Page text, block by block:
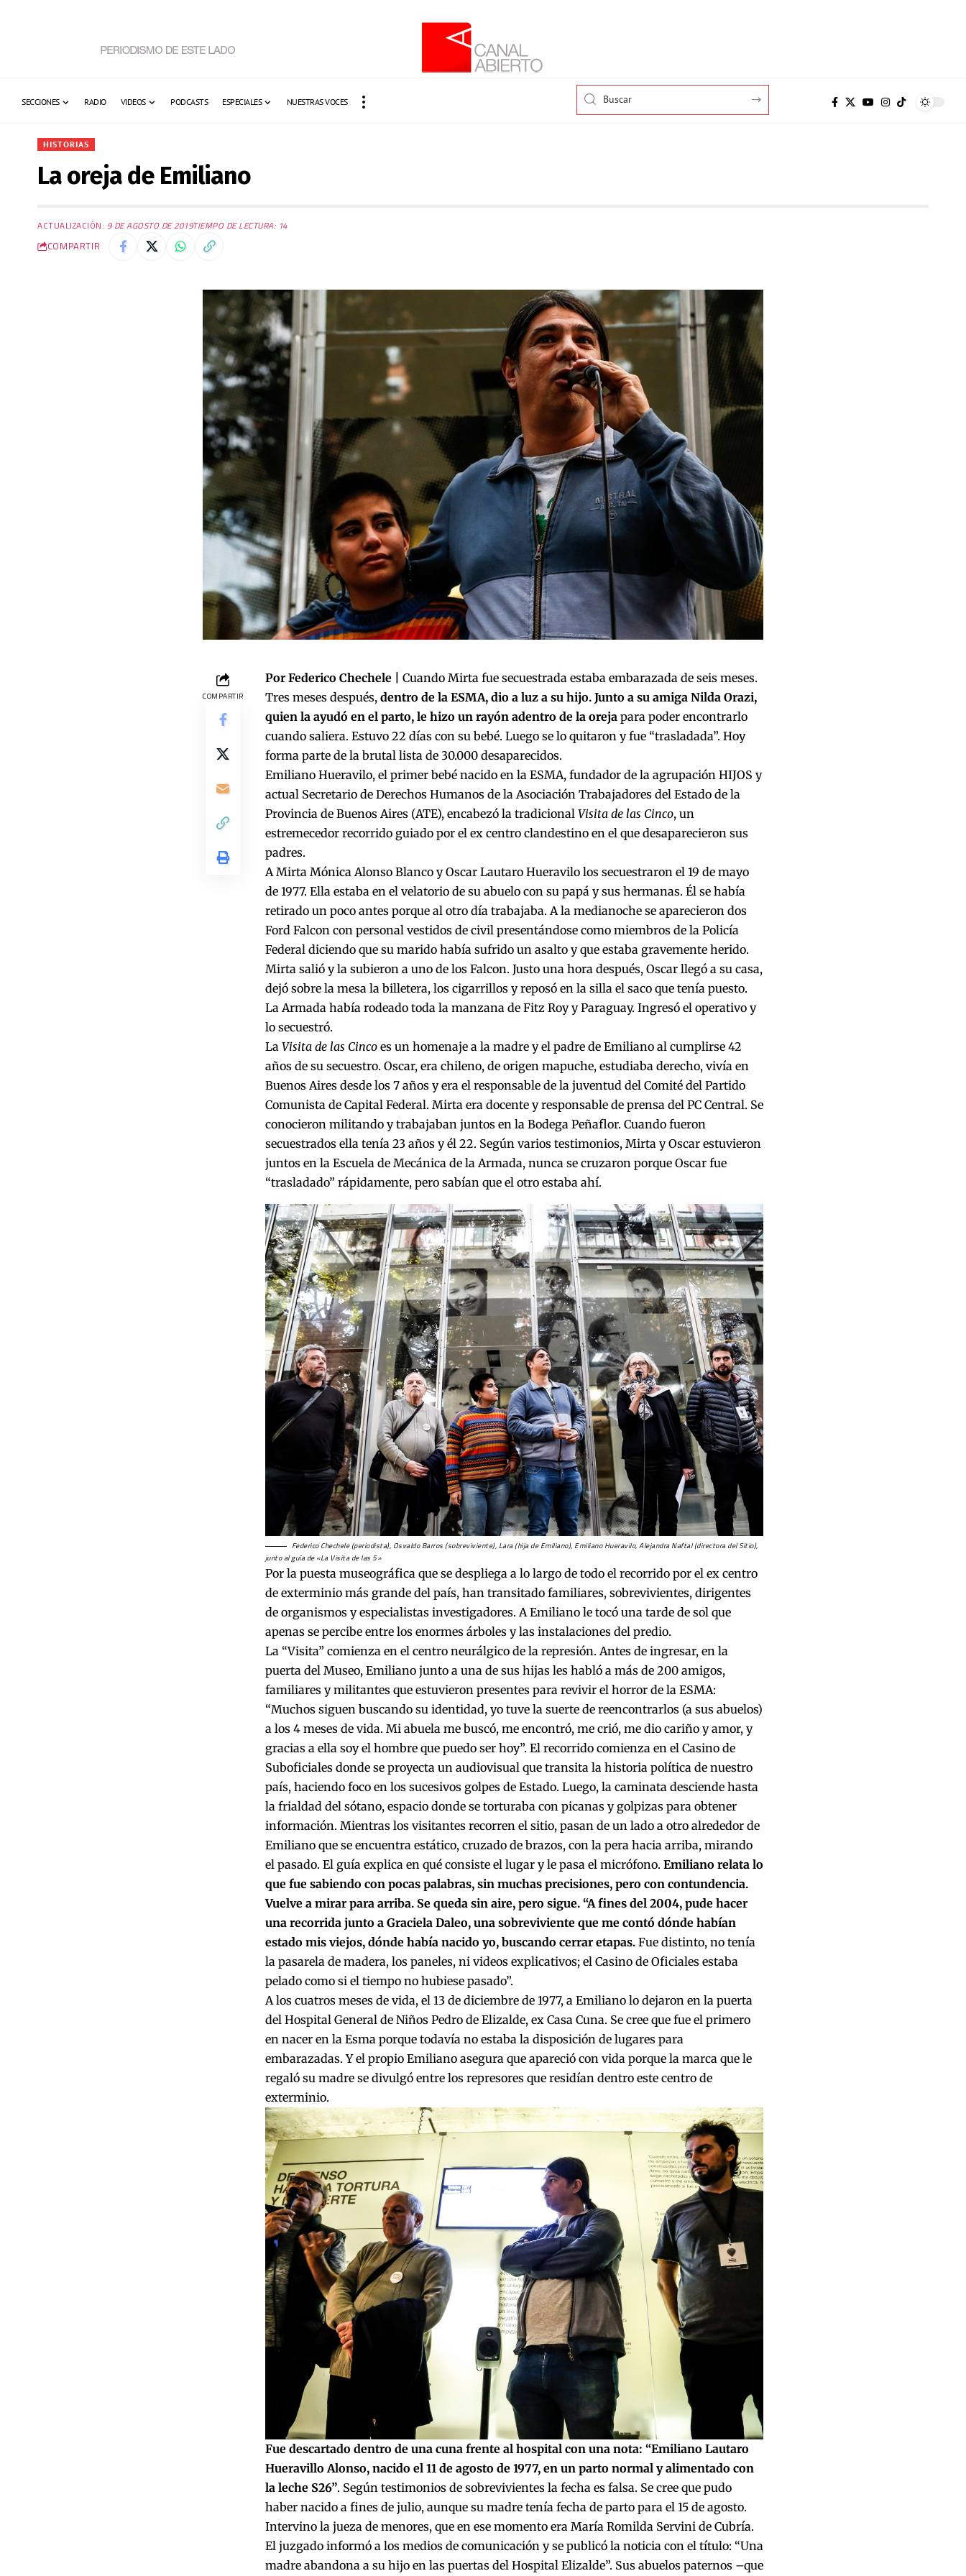
SECCIONES RADIO VIDEOS PODCASTS ESPECIALES NUESTRAS VOCES
HISTORIAS
La oreja de Emiliano
ACTUALIZACIÓN: 9 DE AGOSTO DE 2019TIEMPO DE LECTURA: 14
COMPARTIR
COMPARTIR
Por Federico Chechele |
Cuando Mirta fue secuestrada estaba embarazada de seis meses.
Tres meses después, dentro de la ESMA, dio a luz a su hijo. Junto a su amiga Nilda Orazi,
quien la ayudó en el parto, le hizo un rayón adentro de la orejapara poder encontrarlo
cuando saliera. Estuvo 22 días con su bebé. Luego se lo quitaron y fue “trasladada”. Hoy
forma parte de la brutal lista de 30.000 desaparecidos.
Emiliano Hueravilo, el primer bebé nacido en la ESMA, fundador de la agrupación HIJOS y
actual Secretario de Derechos Humanos de la Asociación Trabajadores del Estado de la
Provincia de Buenos Aires (ATE), encabezó la tradicional Visita de las Cinco, un
estremecedor recorrido guiado por el ex centro clandestino en el que desaparecieron sus
padres.
A Mirta Mónica Alonso Blanco y Oscar Lautaro Hueravilo los secuestraron el 19 de mayo
de 1977. Ella estaba en el velatorio de su abuelo con su papá y sus hermanas. Él se había
retirado un poco antes porque al otro día trabajaba. A la medianoche se aparecieron dos
Ford Falcon con personal vestidos de civil presentándose como miembros de la Policía
Federal diciendo que su marido había sufrido un asalto y que estaba gravemente herido.
Mirta salió y la subieron a uno de los Falcon. Justo una hora después, Oscar llegó a su casa,
dejó sobre la mesa la billetera, los cigarrillos y reposó en la silla el saco que tenía puesto.
La Armada había rodeado toda la manzana de Fitz Roy y Paraguay. Ingresó el operativo y
lo secuestró.
La Visita de las Cincoes un homenaje a la madre y el padre de Emiliano al cumplirse 42
años de su secuestro. Oscar, era chileno, de origen mapuche, estudiaba derecho, vivía en
Buenos Aires desde los 7 años y era el responsable de la juventud del Comité del Partido
Comunista de Capital Federal. Mirta era docente y responsable de prensa del PC Central. Se
conocieron militando y trabajaban juntos en la Bodega Peñaflor. Cuando fueron
secuestrados ella tenía 23 años y él 22. Según varios testimonios, Mirta y Oscar estuvieron
juntos en la Escuela de Mecánica de la Armada, nunca se cruzaron porque Oscar fue
“trasladado” rápidamente, pero sabían que el otro estaba ahí.
Federico Chechele (periodista), Osvaldo Barros (sobreviviente), Lara (hija de Emiliano), Emiliano Hueravilo, Alejandra Naftal (directora del Sitio),
junto al guía de «La Visita de las 5»
Por la puesta museográfica que se despliega a lo largo de todo el recorrido por el ex centro
de exterminio más grande del país, han transitado familiares, sobrevivientes, dirigentes
de organismos y especialistas investigadores. A Emiliano le tocó una tarde de sol que
apenas se percibe entre los enormes árboles y las instalaciones del predio.
La “Visita” comienza en el centro neurálgico de la represión. Antes de ingresar, en la
puerta del Museo, Emiliano junto a una de sus hijas les habló a más de 200 amigos,
familiares y militantes que estuvieron presentes para revivir el horror de la ESMA:
“Muchos siguen buscando su identidad, yo tuve la suerte de reencontrarlos (a sus abuelos)
a los 4 meses de vida. Mi abuela me buscó, me encontró, me crió, me dio cariño y amor, y
gracias a ella soy el hombre que puedo ser hoy”. El recorrido comienza en el Casino de
Suboficiales donde se proyecta un audiovisual que transita la historia política de nuestro
país, haciendo foco en los sucesivos golpes de Estado. Luego, la caminata desciende hasta
la frialdad del sótano, espacio donde se torturaba con picanas y golpizas para obtener
información. Mientras los visitantes recorren el sitio, pasan de un lado a otro alrededor de
Emiliano que se encuentra estático, cruzado de brazos, con la pera hacia arriba, mirando
el pasado. El guía explica en qué consiste el lugar y le pasa el micrófono. Emiliano relata lo
que fue sabiendo con pocas palabras, sin muchas precisiones, pero con contundencia.
Vuelve a mirar para arriba. Se queda sin aire, pero sigue. “A fines del 2004, pude hacer
una recorrida junto a Graciela Daleo, una sobreviviente que me contó dónde habían
estado mis viejos, dónde había nacido yo, buscando cerrar etapas.Fue distinto, no tenía
la pasarela de madera, los paneles, ni videos explicativos; el Casino de Oficiales estaba
pelado como si el tiempo no hubiese pasado”.
A los cuatros meses de vida, el 13 de diciembre de 1977, a Emiliano lo dejaron en la puerta
del Hospital General de Niños Pedro de Elizalde, ex Casa Cuna. Se cree que fue el primero
en nacer en la Esma porque todavía no estaba la disposición de lugares para
embarazadas. Y el propio Emiliano asegura que apareció con vida porque la marca que le
regaló su madre se divulgó entre los represores que residían dentro este centro de
exterminio.
Fue descartado dentro de una cuna frente al hospital con una nota: “Emiliano Lautaro
Hueravillo Alonso, nacido el 11 de agosto de 1977, en un parto normal y alimentado con
la leche S26”. Según testimonios de sobrevivientes la fecha es falsa. Se cree que pudo
haber nacido a fines de julio, aunque su madre tenía fecha de parto para el 15 de agosto.
Intervino la jueza de menores, que en ese momento era María Romilda Servini de Cubría.
El juzgado informó a los medios de comunicación y se publicó la noticia con el título: “Una
madre abandona a su hijo en las puertas del Hospital Elizalde”. Sus abuelos paternos –que